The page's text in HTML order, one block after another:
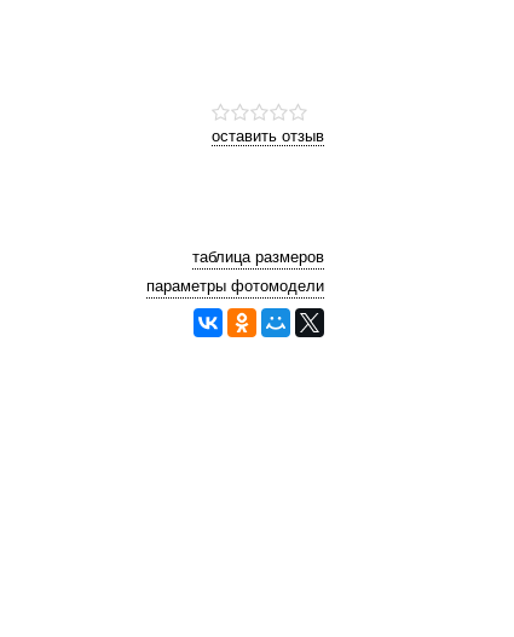
оставить отзыв
таблица размеров
параметры фотомодели